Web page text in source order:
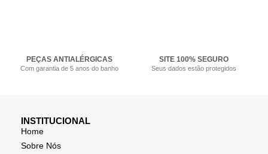
PEÇAS ANTIALÉRGICAS
Com garantia de 5 anos do banho
SITE 100% SEGURO
Seus dados estão protegidos
INSTITUCIONAL
Home
Sobre Nós